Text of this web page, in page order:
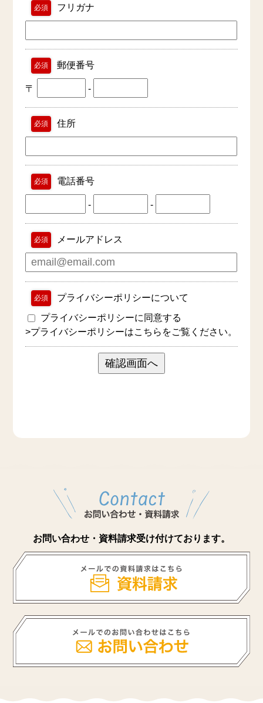
必須 フリガナ
必須 郵便番号
〒 -
必須 住所
必須 電話番号
- -
必須 メールアドレス
必須
プライバシーポリシーについて
プライバシーポリシーに同意する
>プライバシーポリシーはこちらをご覧ください。
お問い合わせ・資料請求受け付けております。